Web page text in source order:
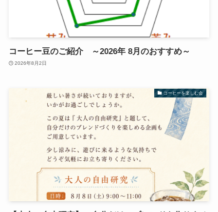
コーヒー豆のご紹介 ～2026年 8月のおすすめ～
2026年8月2日
コーヒーを楽しむ会